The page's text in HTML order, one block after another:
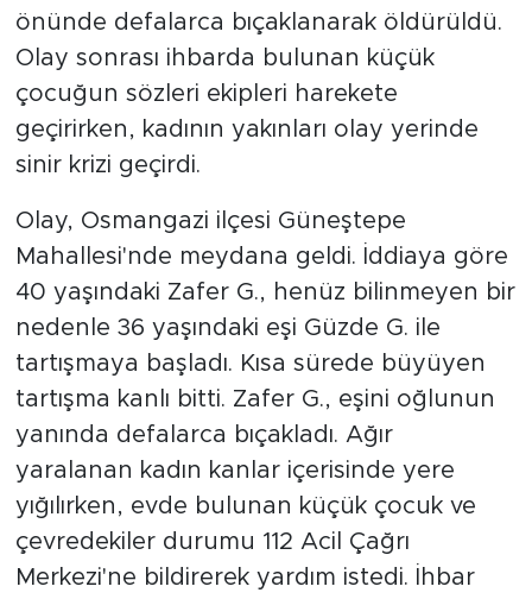
önünde defalarca bıçaklanarak öldürüldü.
Olay sonrası ihbarda bulunan küçük
çocuğun sözleri ekipleri harekete
geçirirken, kadının yakınları olay yerinde
sinir krizi geçirdi.
Olay, Osmangazi ilçesi Güneştepe
Mahallesi'nde meydana geldi. İddiaya göre
40 yaşındaki Zafer G., henüz bilinmeyen bir
nedenle 36 yaşındaki eşi Güzde G. ile
tartışmaya başladı. Kısa sürede büyüyen
tartışma kanlı bitti. Zafer G., eşini oğlunun
yanında defalarca bıçakladı. Ağır
yaralanan kadın kanlar içerisinde yere
yığılırken, evde bulunan küçük çocuk ve
çevredekiler durumu 112 Acil Çağrı
Merkezi'ne bildirerek yardım istedi. İhbar